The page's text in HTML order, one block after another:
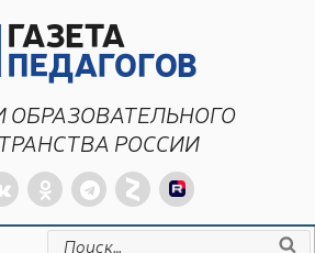
ОБРАЗОВАТЕЛЬНОГО
РОССИИ
Искать: